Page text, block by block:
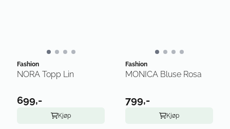
Fashion
NORA Topp Lin
699,-
Kjøp
Fashion
MONICA Bluse Rosa
799,-
Kjøp